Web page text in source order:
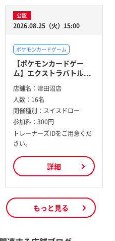
公認
2026.08.25（火）15:00
ポケモンカードゲーム
【ポケモンカードゲー
ム】エクストラバトル...
店舗名： 津田沼店
人数： 16名
開催種別： スイスドロー
参加料： 300円
トレーナーズIDをご用意くだ
さい。
詳細
もっと見る